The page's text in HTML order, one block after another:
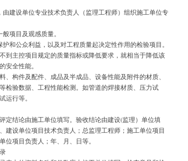
建设单位专业技术负责人（监理工程师）组织施工单位专
项目及观感质量。
和公众利益，以及对工程质量起决定性作用的检验项目。
到主控项目规定的质量指标或降低要求，就相当于降低该
安全性能。
、构件及配件、成品及半成品、设备性能及附件的材质、
检验数据、工程性能检测。如管道的焊接材质、压力试
运行等。
定结论由施工单位填写。验收结论由建设(监理）单位填
建设单位项目技术负责人；总监理工程师；施工单位项目
项目负责人；年、月、日等。